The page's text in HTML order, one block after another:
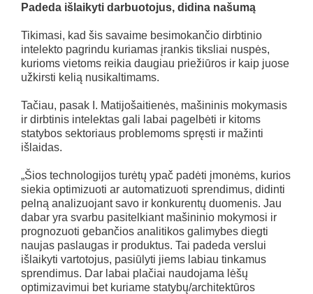
Padeda išlaikyti darbuotojus, didina našumą
Tikimasi, kad šis savaime besimokančio dirbtinio
intelekto pagrindu kuriamas įrankis tiksliai nuspės,
kurioms vietoms reikia daugiau priežiūros ir kaip juose
užkirsti kelią nusikaltimams.
Tačiau, pasak I. Matijošaitienės, mašininis mokymasis
ir dirbtinis intelektas gali labai pagelbėti ir kitoms
statybos sektoriaus problemoms spręsti ir mažinti
išlaidas.
„Šios technologijos turėtų ypač padėti įmonėms, kurios
siekia optimizuoti ar automatizuoti sprendimus, didinti
pelną analizuojant savo ir konkurentų duomenis. Jau
dabar yra svarbu pasitelkiant mašininio mokymosi ir
prognozuoti gebančios analitikos galimybes diegti
naujas paslaugas ir produktus. Tai padeda verslui
išlaikyti vartotojus, pasiūlyti jiems labiau tinkamus
sprendimus. Dar labai plačiai naudojama lėšų
optimizavimui bet kuriame statybų/architektūros